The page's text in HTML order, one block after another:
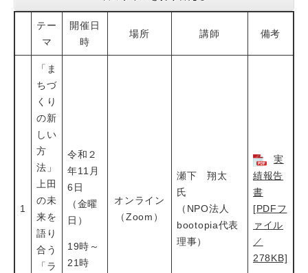
テー
マ
開催日
時
場所 講師 備考
1
「ま
ちづ
くり
の新
しい
方
法」
上田
の未
来を
語り
合う
「ラ
令和２
年11月
6日
（金曜
日）
19時～
21時
オンライン
（Zoom）
瀬下 翔太
氏
（NPO法人
bootopia代表
理事）
実
績報告
書
[PDFフ
ァイル
／
278KB]